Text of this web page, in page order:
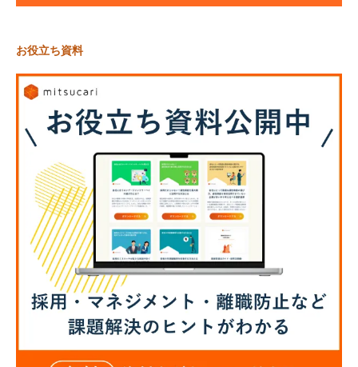
お役立ち資料